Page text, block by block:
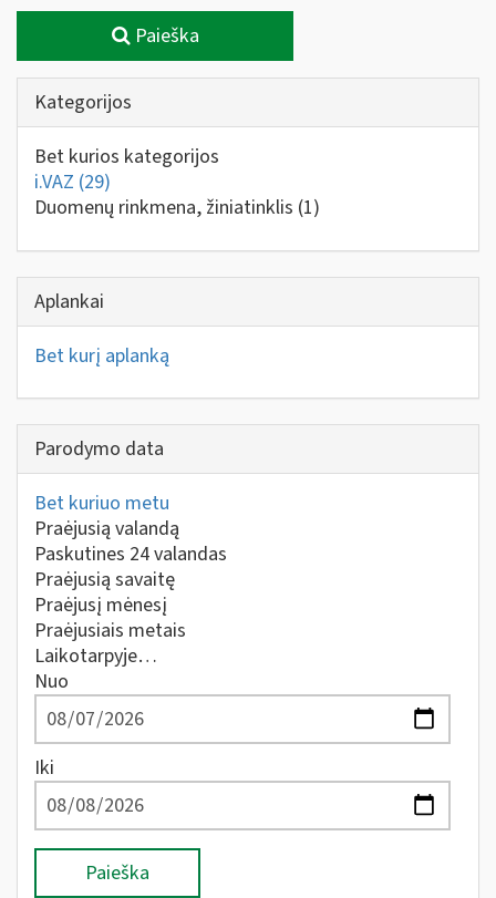
Paieška
Kategorijos
Bet kurios kategorijos
i.VAZ (29)
Duomenų rinkmena, žiniatinklis (1)
Aplankai
Bet kurį aplanką
Parodymo data
Bet kuriuo metu
Praėjusią valandą
Paskutines 24 valandas
Praėjusią savaitę
Praėjusį mėnesį
Praėjusiais metais
Laikotarpyje…
Nuo
Iki
Paieška